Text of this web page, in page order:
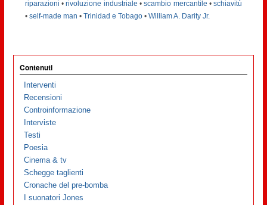
riparazioni •rivoluzione industriale •scambio mercantile •schiavitù
• self-made man • Trinidad e Tobago• William A. Darity Jr.
Contenuti
Interventi
Recensioni
Controinformazione
Interviste
Testi
Poesia
Cinema & tv
Schegge taglienti
Cronache del pre-bomba
I suonatori Jones